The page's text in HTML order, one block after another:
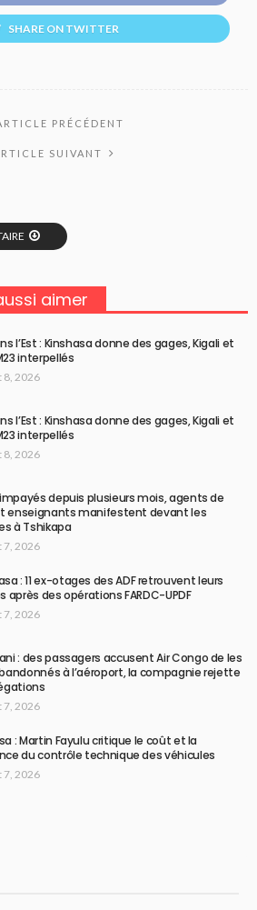
SHARE ON TWITTER
PRÉCÉDENT
SUIVANT
aimer
l’Est : Kinshasa donne des gages, Kigali et
interpellés
8, 2026
l’Est : Kinshasa donne des gages, Kigali et
interpellés
8, 2026
impayés depuis plusieurs mois, agents de
enseignants manifestent devant les
à Tshikapa
7, 2026
: 11 ex-otages des ADF retrouvent leurs
après des opérations FARDC-UPDF
7, 2026
: des passagers accusent Air Congo de les
à l’aéroport, la compagnie rejette
7, 2026
: Martin Fayulu critique le coût et la
du contrôle technique des véhicules
7, 2026